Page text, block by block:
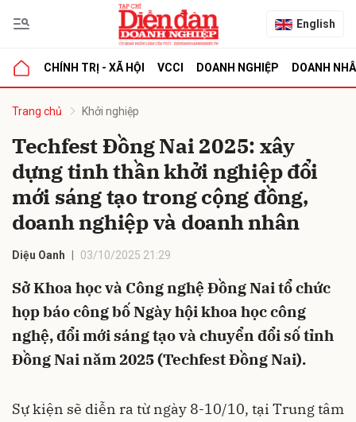
English
CHÍNH TRỊ - XÃ HỘI VCCI DOANH NGHIỆP DOANH
Trang chủ Khởi nghiệp
Techfest Đồng Nai 2025: xây
dựng tinh thần khởi nghiệp đổi
mới sáng tạo trong cộng đồng,
doanh nghiệp và doanh nhân
Diệu Oanh 03/10/2025 21:29
Sở Khoa học và Công nghệ Đồng Nai tổ chức
họp báo công bố Ngày hội khoa học công
nghệ, đổi mới sáng tạo và chuyển đổi số tỉnh
Đồng Nai năm 2025 (Techfest Đồng Nai).
Sự kiện sẽ diễn ra từ ngày 8-10/10, tại Trung tâm
luận